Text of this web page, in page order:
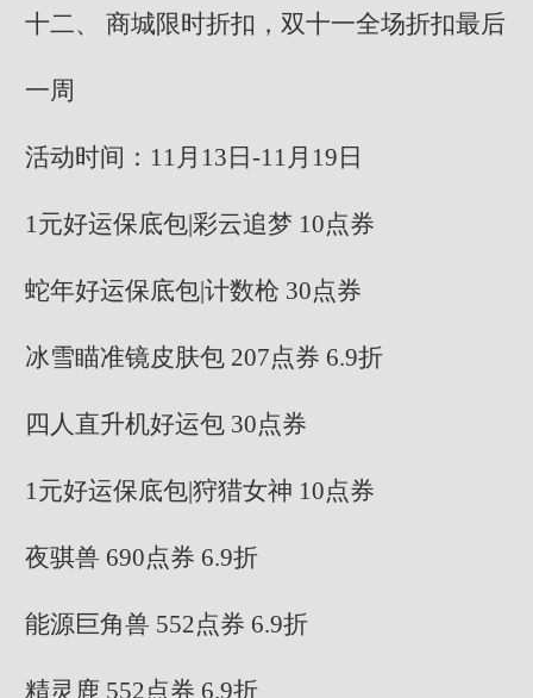
十二、 商城限时折扣，双十一全场折扣最后
一周
活动时间：11月13日-11月19日
1元好运保底包|彩云追梦 10点券
蛇年好运保底包|计数枪 30点券
冰雪瞄准镜皮肤包 207点券 6.9折
四人直升机好运包 30点券
1元好运保底包|狩猎女神 10点券
夜骐兽 690点券 6.9折
能源巨角兽 552点券 6.9折
精灵鹿 552点券 6.9折